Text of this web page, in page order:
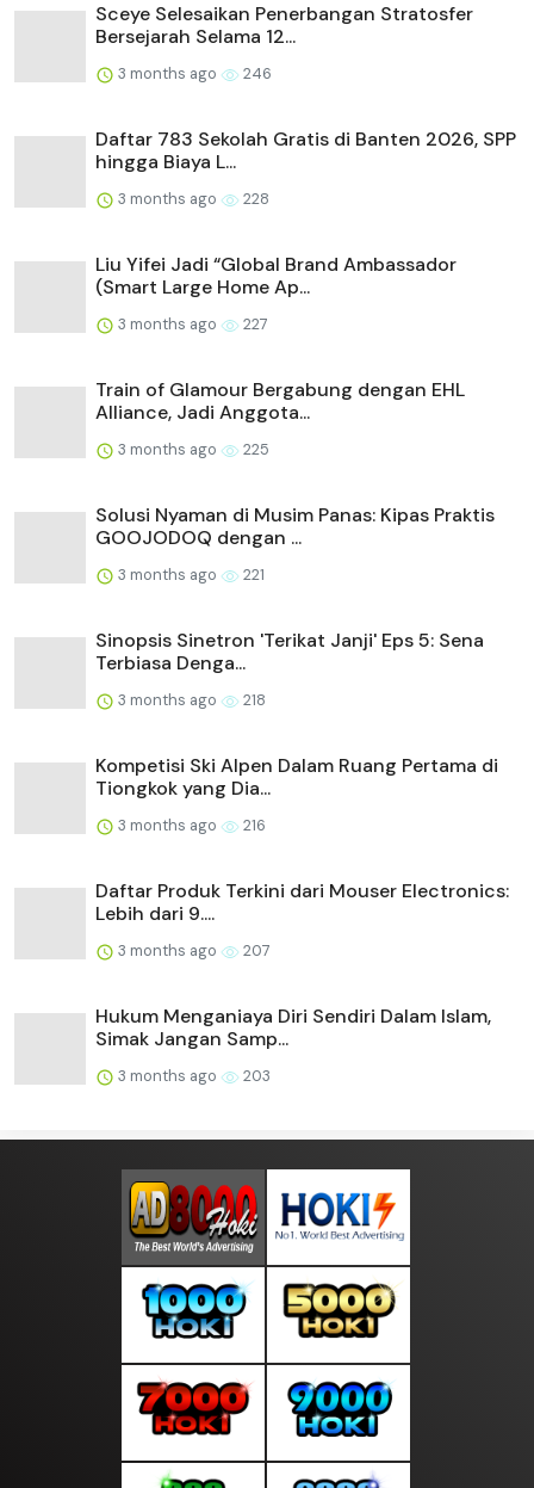
Sceye Selesaikan Penerbangan Stratosfer
Bersejarah Selama 12...
3 months ago 246
Daftar 783 Sekolah Gratis di Banten 2026, SPP
hingga Biaya L...
3 months ago 228
Liu Yifei Jadi “Global Brand Ambassador
(Smart Large Home Ap...
3 months ago 227
Train of Glamour Bergabung dengan EHL
Alliance, Jadi Anggota...
3 months ago 225
Solusi Nyaman di Musim Panas: Kipas Praktis
GOOJODOQ dengan ...
3 months ago 221
Sinopsis Sinetron 'Terikat Janji' Eps 5: Sena
Terbiasa Denga...
3 months ago 218
Kompetisi Ski Alpen Dalam Ruang Pertama di
Tiongkok yang Dia...
3 months ago 216
Daftar Produk Terkini dari Mouser Electronics:
Lebih dari 9....
3 months ago 207
Hukum Menganiaya Diri Sendiri Dalam Islam,
Simak Jangan Samp...
3 months ago 203